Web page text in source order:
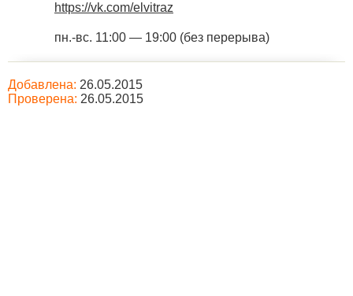
https://vk.com/elvitraz
пн.-вс. 11:00 — 19:00 (без перерыва)
Добавлена: 26.05.2015
Проверена: 26.05.2015